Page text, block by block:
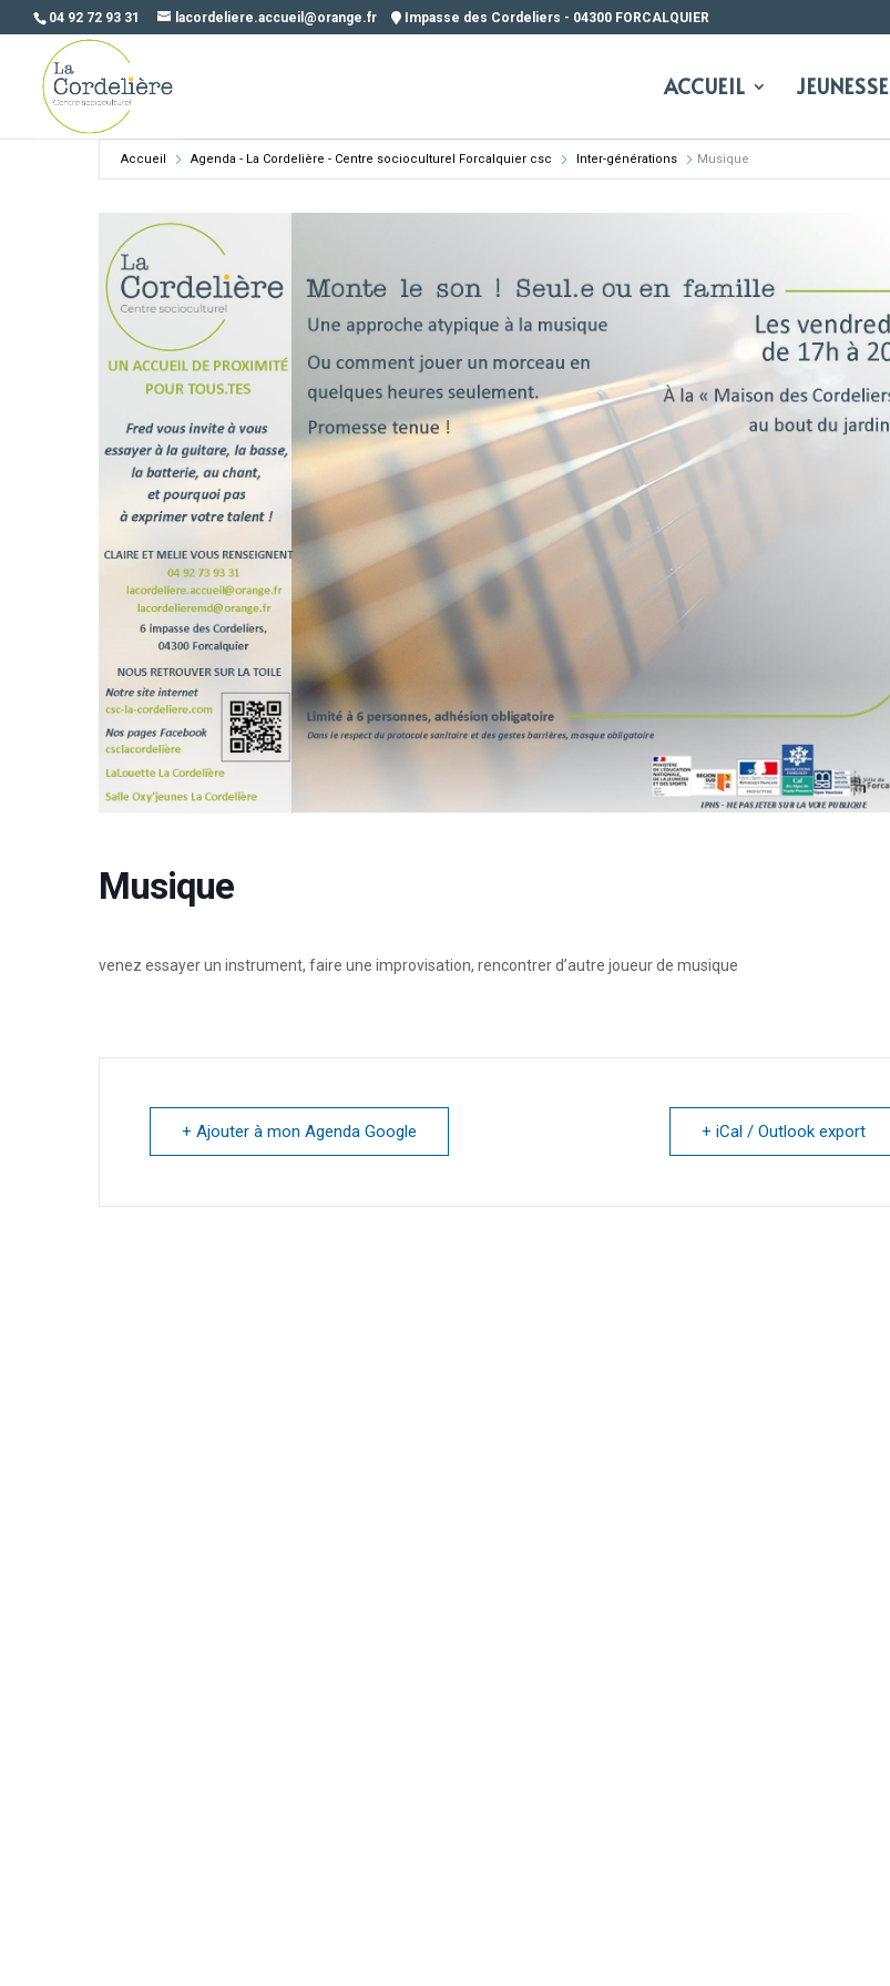
04 92 72 93 31 lacordeliere.accueil@orange.fr Impasse des Cordeliers - 04300 FORCALQUIER
ACCUEIL JEUNESSE
Accueil Agenda - La Cordelière - Centre socioculturel Forcalquier csc Inter-générations Musique
Musique
venez essayer un instrument, faire une improvisation, rencontrer d’autre joueur de musique
+ Ajouter à mon Agenda Google + iCal / Outlook export